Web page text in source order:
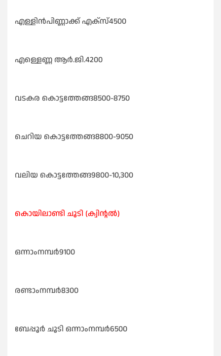
എള്ളിൻപിണ്ണാക്ക് എക്സ്4500
എള്ളെണ്ണ ആർ.ജി.4200
വടകര കൊട്ടത്തേങ്ങ8500-8750
ചെറിയ കൊട്ടത്തേങ്ങ8800-9050
വലിയ കൊട്ടത്തേങ്ങ9800-10,300
കൊയിലാണ്ടി ചൂടി (ക്വിന്റൽ)
ഒന്നാംനമ്പർ9100
രണ്ടാംനമ്പർ8300
ബേപ്പൂർ ചൂടി ഒന്നാംനമ്പർ6500